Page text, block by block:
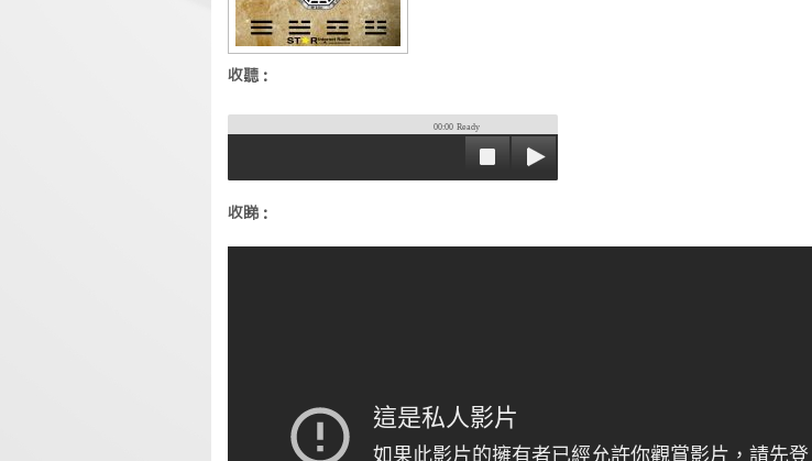
收聽：
00:00 Ready
收睇：